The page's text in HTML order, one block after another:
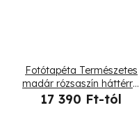
Fotótapéta Természetes
madár rózsaszín háttérrel
- Andrea Haase
17 390 Ft-tól